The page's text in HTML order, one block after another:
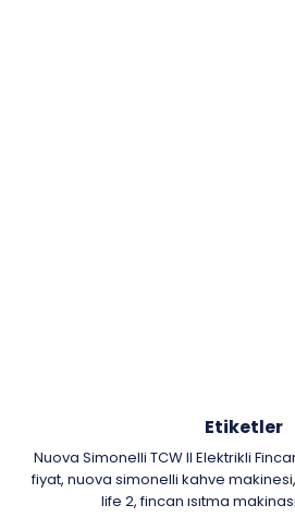
Etiketler
Nuova Simonelli TCW II Elektrikli Fincan
fiyat, nuova simonelli kahve makinesi,
life 2, fincan ısıtma makinası